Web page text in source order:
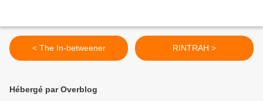
< The In-betweener RINTRAH >
Hébergé par Overblog